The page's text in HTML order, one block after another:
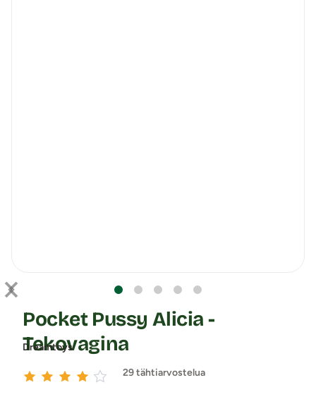
Dreamtoys
Pocket Pussy Alicia -
Tekovagina
29 tähtiarvostelua